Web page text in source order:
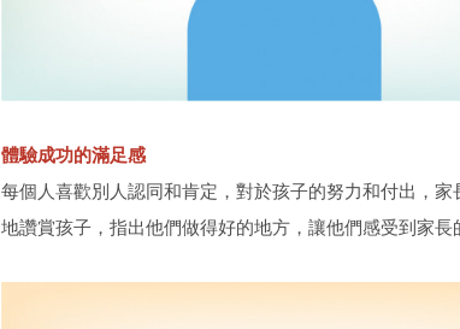
體驗成功的滿足感
每個人喜歡別人認同和肯定，對於孩子的努力和付出，
地讚賞孩子，指出他們做得好的地方，讓他們感受到家長